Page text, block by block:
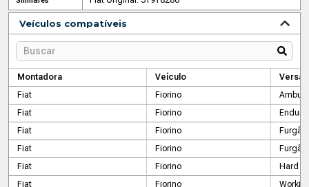
Veículos compatíveis
Montadora Veículo
Versão
Fiat
Fiorino
Fiat
Fiorino
Fiat
Fiorino
Furgão
Fiat
Fiorino
Furgão
Fiat
Fiorino
Hard
Fiat
Fiorino